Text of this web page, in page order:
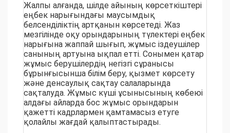
Жалпы алғанда, шілде айының көрсеткіштері
еңбек нарығындағы маусымдық
белсенділіктің артқанын көрсетеді. Жаз
мезгілінде оқу орындарының түлектері еңбек
нарығына жаппай шығып, жұмыс іздеушілер
санының артуына ықпал етті. Сонымен қатар
жұмыс берушілердің негізгі сұранысы
бұрынғысынша білім беру, қызмет көрсету
және денсаулық сақтау салаларында
сақталуда. Жұмыс күші ұсынысының көбеюі
алдағы айларда бос жұмыс орындарын
қажетті кадрлармен қамтамасыз етуге
қолайлы жағдай қалыптастырады.